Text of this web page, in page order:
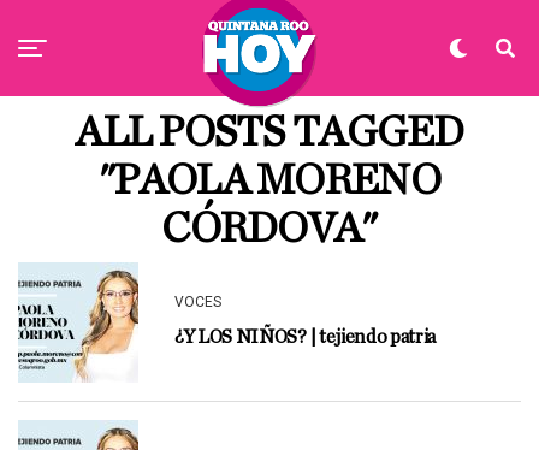
ALL POSTS TAGGED
"PAOLA MORENO
CÓRDOVA"
VOCES
¿Y LOS NIÑOS? | tejiendo patria